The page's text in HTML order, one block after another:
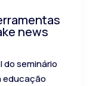
news
seminário
educação